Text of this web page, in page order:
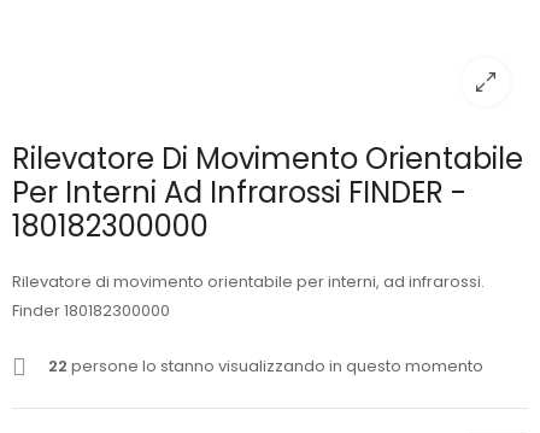
Rilevatore Di Movimento Orientabile
Per Interni Ad Infrarossi FINDER -
180182300000
Rilevatore di movimento orientabile per interni, ad infrarossi.
Finder 180182300000
22 persone lo stanno visualizzando in questo momento